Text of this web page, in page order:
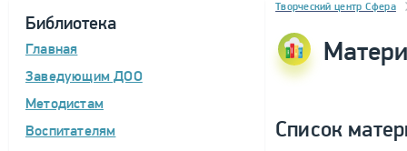
Библиотека
Главная
Заведующим ДОО
Методистам
Воспитателям
Творческий центр Сфера
Список